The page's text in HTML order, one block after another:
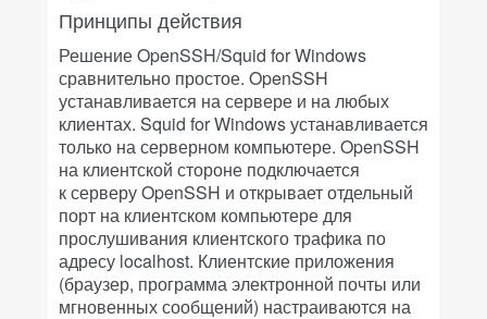
Принципы действия
Решение OpenSSH/Squid for Windows
сравнительно простое. OpenSSH
устанавливается на сервере и на любых
клиентах. Squid for Windows устанавливается
только на серверном компьютере. OpenSSH
на клиентской стороне подключается
к серверу OpenSSH и открывает отдельный
порт на клиентском компьютере для
прослушивания клиентского трафика по
адресу localhost. Клиентские приложения
(браузер, программа электронной почты или
мгновенных сообщений) настраиваются на